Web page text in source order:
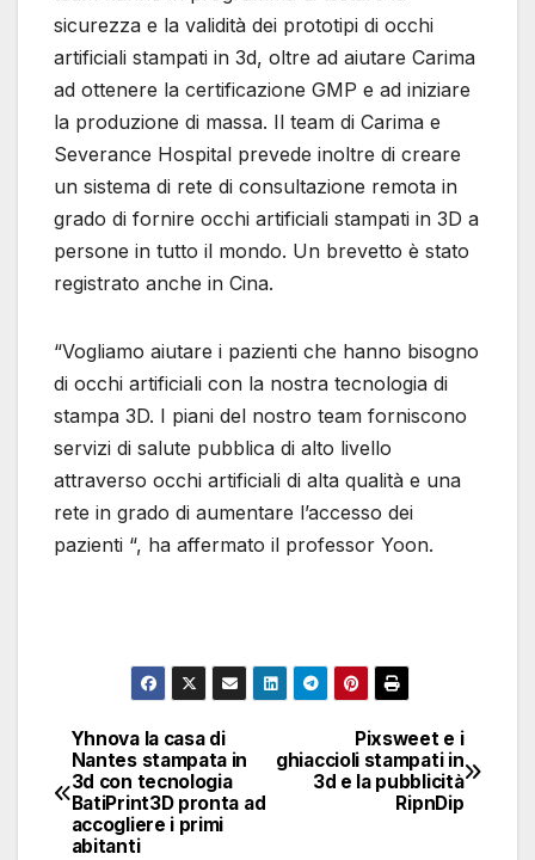
sicurezza e la validità dei prototipi di occhi
artificiali stampati in 3d, oltre ad aiutare Carima
ad ottenere la certificazione GMP e ad iniziare
la produzione di massa. Il team di Carima e
Severance Hospital prevede inoltre di creare
un sistema di rete di consultazione remota in
grado di fornire occhi artificiali stampati in 3D a
persone in tutto il mondo. Un brevetto è stato
registrato anche in Cina.
“Vogliamo aiutare i pazienti che hanno bisogno
di occhi artificiali con la nostra tecnologia di
stampa 3D. I piani del nostro team forniscono
servizi di salute pubblica di alto livello
attraverso occhi artificiali di alta qualità e una
rete in grado di aumentare l’accesso dei
pazienti “, ha affermato il professor Yoon.
Navigazione
articoli
Pixsweet e i
ghiaccioli stampati in
3d e la pubblicità
RipnDip
Yhnova la casa di
Nantes stampata in
3d con tecnologia
BatiPrint3D pronta ad
accogliere i primi
abitanti